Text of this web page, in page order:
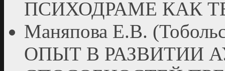
ПСИХОДРАМЕ КАК
Маняпова Е.В.
ОПЫТ В РАЗВИТИИ